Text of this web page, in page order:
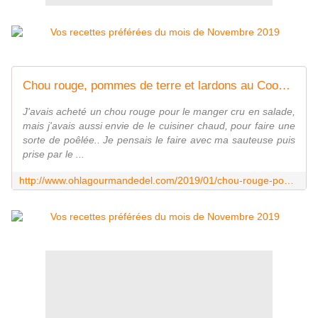
Chou rouge, pommes de terre et lardons au Cookéo - Oh, la gourmande..
J'avais acheté un chou rouge pour le manger cru en salade,
mais j'avais aussi envie de le cuisiner chaud, pour faire une
sorte de poêlée.. Je pensais le faire avec ma sauteuse puis
prise par le ...